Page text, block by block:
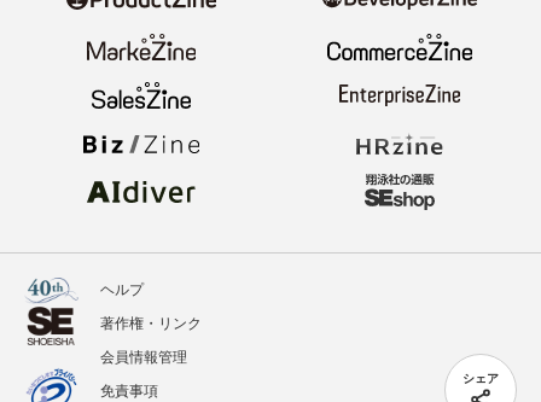
シェア
ヘルプ
著作権・リンク
会員情報管理
免責事項